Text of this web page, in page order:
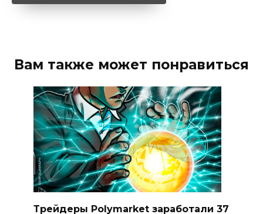
Вам также может понравиться
Трейдеры Polymarket заработали 37